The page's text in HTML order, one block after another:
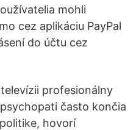
mohli
cez aplikáciu PayPal
do účtu cez
profesionálny
často končia
hovorí